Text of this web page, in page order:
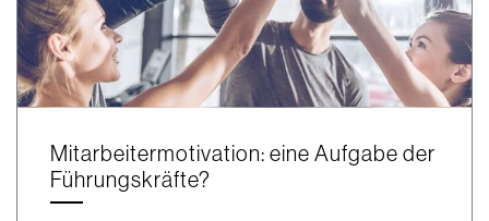
Mitarbeitermotivation: eine Aufgabe der
Führungskräfte?